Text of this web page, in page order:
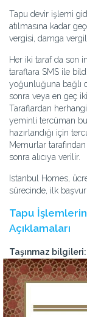
Tapu devir işlemi
atılmasına kadar
vergisi, damga
Her iki taraf da son
taraflara SMS ile
yoğunluğuna bağlı
sonra veya en geç
Taraflardan
yeminli tercüman
hazırlandığı için
Memurlar tarafından
sonra alıcıya verilir.
Istanbul Homes,
sürecinde, ilk
Tapu
Açıklamaları
Taşınmaz bilgileri: